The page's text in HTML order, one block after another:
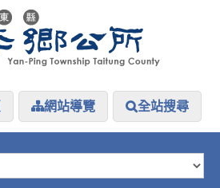
網站導覽 全站搜尋
延平介紹